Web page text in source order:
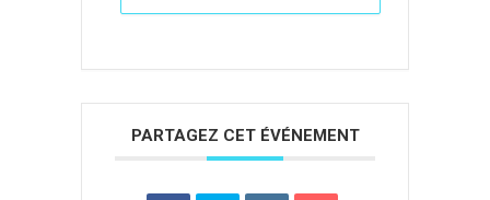
PARTAGEZ CET ÉVÉNEMENT